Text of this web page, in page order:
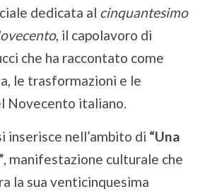
dedicata al cinquantesimo
, il capolavoro di
che ha raccontato come
le trasformazioni e le
Novecento italiano.
inserisce nell’ambito di “Una
, manifestazione culturale che
la sua venticinquesima